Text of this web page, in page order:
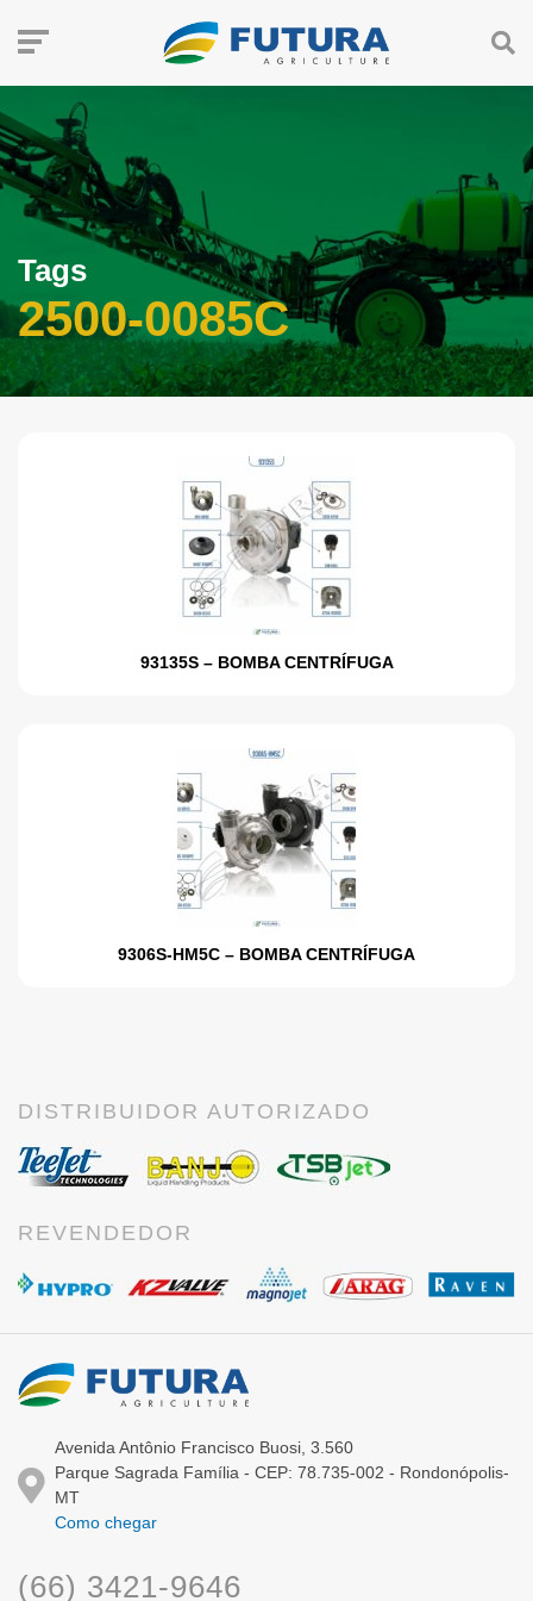
Tags
2500-0085C
93135S – BOMBA CENTRÍFUGA
9306S-HM5C – BOMBA CENTRÍFUGA
DISTRIBUIDOR AUTORIZADO
REVENDEDOR
Avenida Antônio Francisco Buosi, 3.560
Parque Sagrada Família - CEP: 78.735-002 - Rondonópolis-
MT
Como chegar
(66) 3421-9646